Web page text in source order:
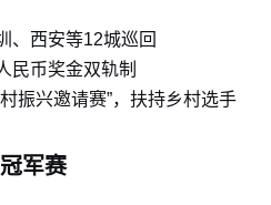
、西安等12城巡回
民币奖金双轨制
振兴邀请赛”，扶持乡村选手
军赛